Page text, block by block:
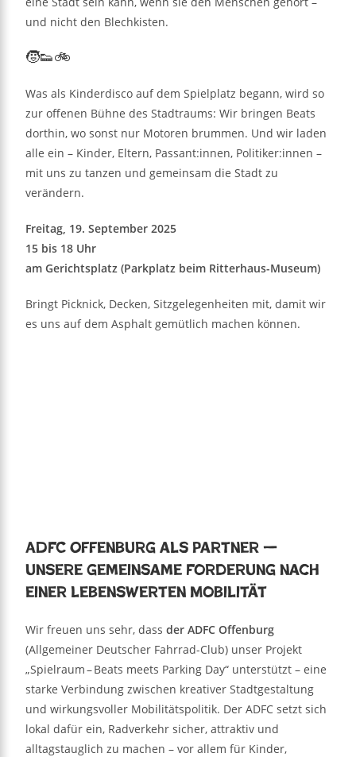
und nicht den Blechkisten.
🧒👟🚲
Was als Kinderdisco auf dem Spielplatz begann, wird so
zur offenen Bühne des Stadtraums: Wir bringen Beats
dorthin, wo sonst nur Motoren brummen. Und wir laden
alle ein – Kinder, Eltern, Passant:innen, Politiker:innen –
mit uns zu tanzen und gemeinsam die Stadt zu
verändern.
Freitag, 19. September 2025
15 bis 18 Uhr
am Gerichtsplatz (Parkplatz beim Ritterhaus-Museum)
Bringt Picknick, Decken, Sitzgelegenheiten mit, damit wir
es uns auf dem Asphalt gemütlich machen können.
ADFC Offenburg als Partner —
unsere gemeinsame Forderung nach
einer lebenswerten Mobilität
Wir freuen uns sehr, dassder ADFC Offenburg
(Allgemeiner Deutscher Fahrrad-Club) unser Projekt
„Spielraum – Beats meets Parking Day“ unterstützt – eine
starke Verbindung zwischen kreativer Stadtgestaltung
und wirkungsvoller Mobilitätspolitik. Der ADFC setzt sich
lokal dafür ein, Radverkehr sicher, attraktiv und
alltagstauglich zu machen – vor allem für Kinder,